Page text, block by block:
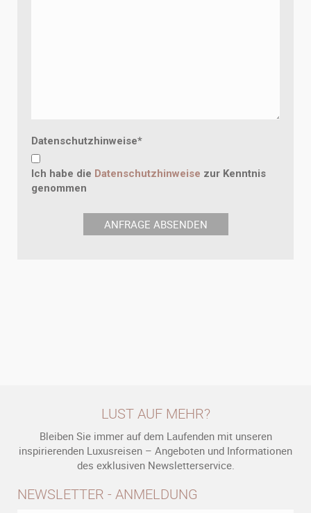
Datenschutzhinweise*
Ich habe die Datenschutzhinweise zur Kenntnis
genommen
LUST AUF MEHR?
Bleiben Sie immer auf dem Laufenden mit unseren
inspirierenden Luxusreisen – Angeboten und Informationen
des exklusiven Newsletterservice.
NEWSLETTER - ANMELDUNG